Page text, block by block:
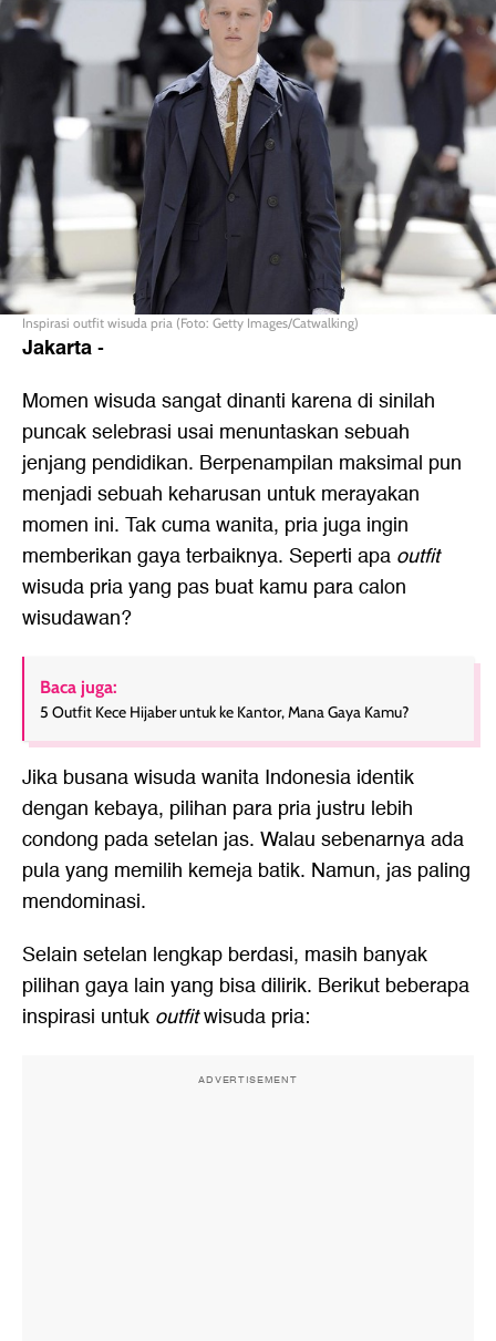
Inspirasi outfit wisuda pria (Foto: Getty Images/Catwalking)
Jakarta-
Momen wisuda sangat dinanti karena di sinilah
puncak selebrasi usai menuntaskan sebuah
jenjang pendidikan. Berpenampilan maksimal pun
menjadi sebuah keharusan untuk merayakan
momen ini. Tak cuma wanita, pria juga ingin
memberikan gaya terbaiknya. Seperti apa outfit
wisuda priayang pas buat kamu para calon
wisudawan?
Baca juga:
5 Outfit Kece Hijaber untuk ke Kantor, Mana Gaya Kamu?
Jika busana wisuda wanita Indonesia identik
dengan kebaya, pilihan para pria justru lebih
condong pada setelan jas. Walau sebenarnya ada
pula yang memilih kemeja batik. Namun, jas paling
mendominasi.
Selain setelan lengkap berdasi, masih banyak
pilihan gaya lain yang bisa dilirik. Berikut beberapa
inspirasi untuk outfitwisuda pria:
ADVERTISEMENT